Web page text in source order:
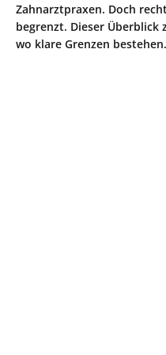
Zahnarztpraxen. Doch
begrenzt. Dieser Überblick
wo klare Grenzen bestehen.